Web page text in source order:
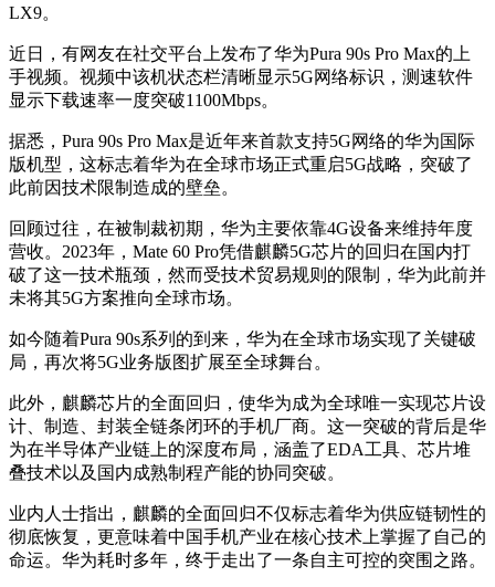
LX9。
近日，有网友在社交平台上发布了华为Pura 90s Pro Max的上
手视频。视频中该机状态栏清晰显示5G网络标识，测速软件
显示下载速率一度突破1100Mbps。
据悉，Pura 90s Pro Max是近年来首款支持5G网络的华为国际
版机型，这标志着华为在全球市场正式重启5G战略，突破了
此前因技术限制造成的壁垒。
回顾过往，在被制裁初期，华为主要依靠4G设备来维持年度
营收。2023年，Mate 60 Pro凭借麒麟5G芯片的回归在国内打
破了这一技术瓶颈，然而受技术贸易规则的限制，华为此前并
未将其5G方案推向全球市场。
如今随着Pura 90s系列的到来，华为在全球市场实现了关键破
局，再次将5G业务版图扩展至全球舞台。
此外，麒麟芯片的全面回归，使华为成为全球唯一实现芯片设
计、制造、封装全链条闭环的手机厂商。这一突破的背后是华
为在半导体产业链上的深度布局，涵盖了EDA工具、芯片堆
叠技术以及国内成熟制程产能的协同突破。
业内人士指出，麒麟的全面回归不仅标志着华为供应链韧性的
彻底恢复，更意味着中国手机产业在核心技术上掌握了自己的
命运。华为耗时多年，终于走出了一条自主可控的突围之路。